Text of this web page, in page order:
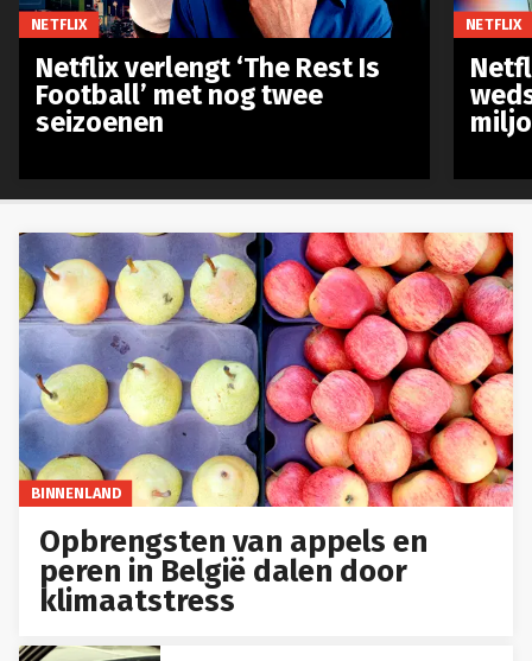
BINNENLAND
Opbrengsten van appels en
peren in België dalen door
klimaatstress
NETFLIX
Netflix verlengt ‘The Rest Is
Football’ met nog twee
seizoenen
NETFLIX